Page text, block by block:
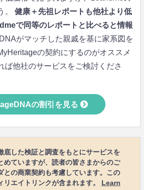
。 健康＋先祖レポートも他社より低
で同等のレポートと比べると情報
DNAがマッチした親戚を基に家系図を
の契約にするのがオススメ
ば他社のサービスをご検討くださ
の割引を見る
底した検証と調査をもとにサービスを
めていますが、読者の皆さまからのご
との商業契約も考慮しています。この
リエイトリンクが含まれます。 Learn